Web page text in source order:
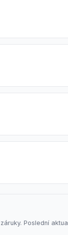
Poslední